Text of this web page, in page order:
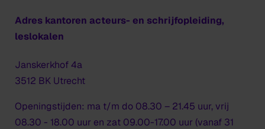
Adres kantoren acteurs- en schrijfopleiding,
leslokalen
Janskerkhof 4a
3512 BK Utrecht
Openingstijden: ma t/m do 08.30 – 21.45 uur, vrij
08.30 - 18.00 uur en zat 09.00-17.00 uur (vanaf 31